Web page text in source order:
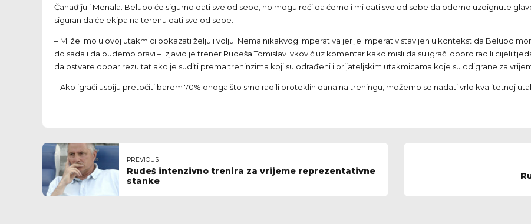
Čanađiju i Menala. Belupo će sigurno dati sve od sebe, no mogu reći da ćemo i mi dati sve od sebe da odemo uzdignute
siguran da će ekipa na terenu dati sve od sebe.
– Mi želimo u ovoj utakmici pokazati želju i volju. Nema nikakvog imperativa jer je imperativ stavljen u kontekst da Belupo
do sada i da budemo pravi – izjavio je trener Rudeša Tomislav Ivković uz komentar kako misli da su igrači dobro radili cijeli
da ostvare dobar rezultat ako je suditi prema treninzima koji su odrađeni i prijateljskim utakmicama koje su odigrane za
– Ako igrači uspiju pretočiti barem 70% onoga što smo radili proteklih dana na treningu, možemo se nadati vrlo kvalitetnoj
PREVIOUS
Rudeš intenzivno trenira za vrijeme reprezentativne
stanke